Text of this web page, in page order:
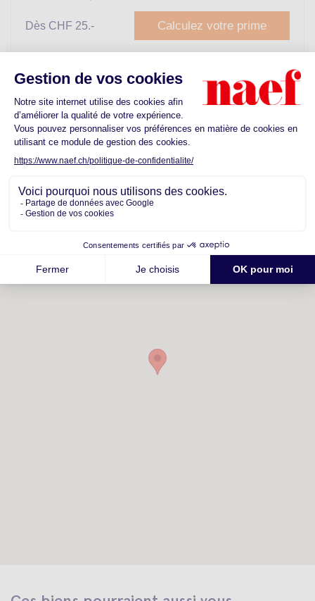
Dès CHF 25.- Calculez votre prime
Découvrez les commodités proches de
votre futur quartier
Ecoles